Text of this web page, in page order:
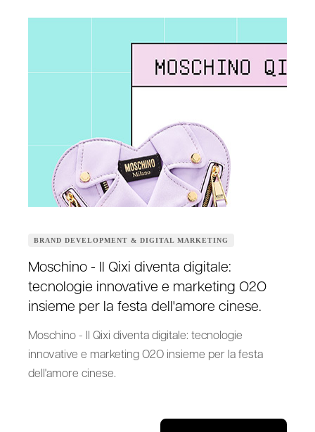
BRAND DEVELOPMENT & DIGITAL MARKETING
Moschino - Il Qixi diventa digitale:
tecnologie innovative e marketing O2O
insieme per la festa dell'amore cinese.
Moschino - ll Qixi diventa digitale: tecnologie
innovative e marketing O2O insieme per la festa
dell'amore cinese.